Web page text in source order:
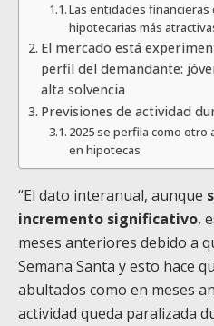
Las entidades
hipotecarias más
El mercado está
perfil del demandante:
alta solvencia
Previsiones de actividad
2025 se perfila como otro
en hipotecas
“El dato interanual, aunque
incremento significativo,
meses anteriores debido a
Semana Santa y esto hace
abultados como en meses
actividad queda paralizada